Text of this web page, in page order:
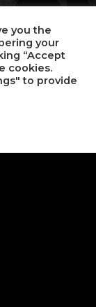
you the
your
“Accept
cookies.
to provide